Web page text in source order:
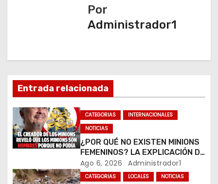
n
d
e
e
n
Por
Administrador1
Entrada relacionada
CATEGORIAS
INTERNACIONALES
NOTICIAS
¿POR QUÉ NO EXISTEN MINIONS
FEMENINOS? LA EXPLICACIÓN DE
SU CREADOR QUE VOLVIÓ A
VIRALIZARSE
Ago 6, 2026 Administrador1
CATEGORIAS LOCALES NOTICIAS